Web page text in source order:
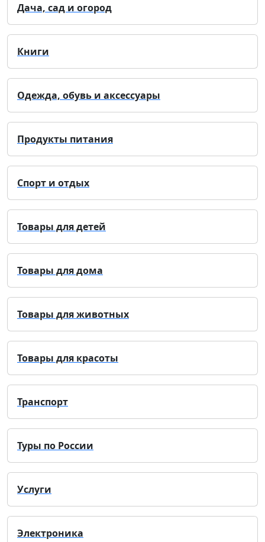
Дача, сад и огород
Книги
Одежда, обувь и аксессуары
Продукты питания
Спорт и отдых
Товары для детей
Товары для дома
Товары для животных
Товары для красоты
Транспорт
Туры по России
Услуги
Электроника